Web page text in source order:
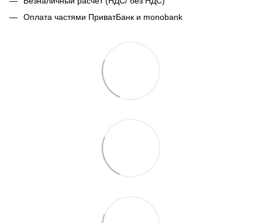
Оплата частями ПриватБанк и monobank